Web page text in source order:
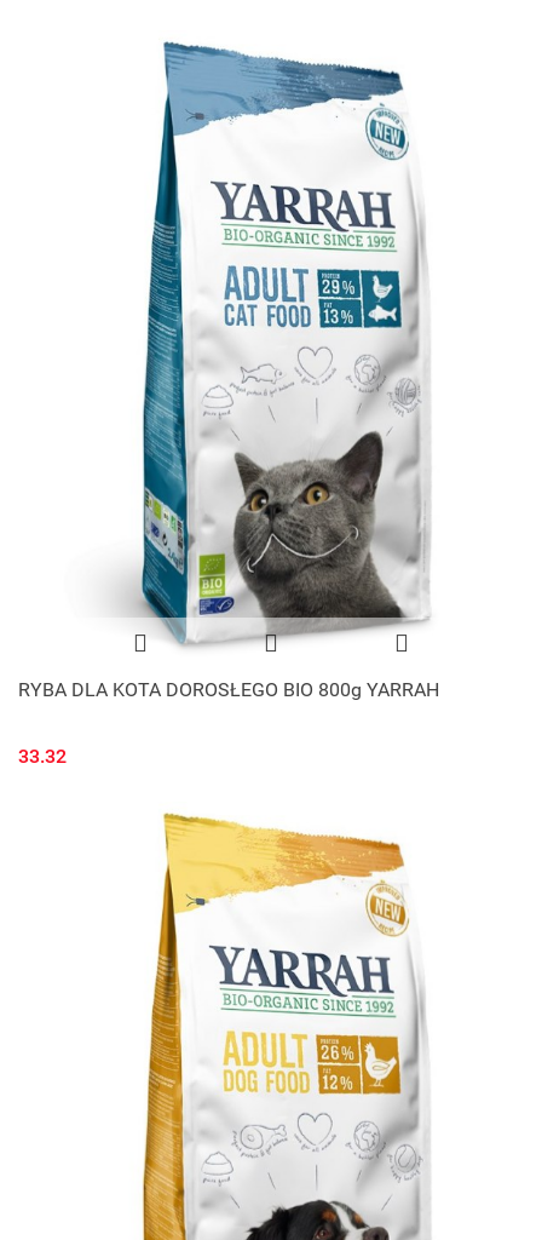
RYBA DLA KOTA DOROSŁEGO BIO 800g YARRAH
33.32